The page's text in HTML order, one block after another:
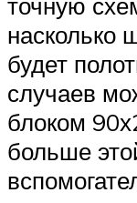
точную
насколько
будет
случаев
блоком
больше